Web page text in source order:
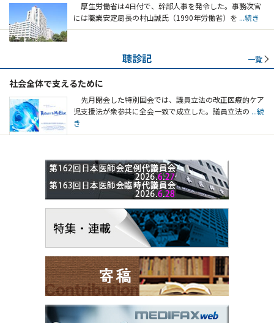
厚生労働省は4日付で、幹部人事を発令した。事務次官
には職業安定局長の村山誠氏（1990年労働省）を ...続き
聴診記 一覧
社会全体で支えるために
先月閉会した特別国会では、議員立法の改正医療的ケア
児支援法が衆参共に全会一致で成立した。議員立法の ...続
き